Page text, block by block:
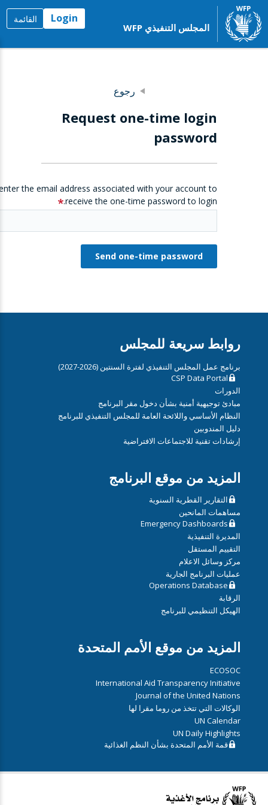
المجلس التنفيذي WFP
Login القائمة
رجوع
Request one-time login
password
the email address associated with your account to
receive the one-time password to login.
روابط سريعة للمجلس
برنامج عمل المجلس التنفيذي لفترة السنتين (2026-2027)
CSP Data Portal
الدورات
مبادئ توجيهية أمنية بشأن دخول مقر البرنامج
النظام الأساسي واللائحة العامة للمجلس التنفيذي للبرنامج
دليل المندوبين
إرشادات تقنية للاجتماعات الافتراضية
المزيد من موقع البرنامج
التقارير القطرية السنوية
مساهمات المانحين
Emergency Dashboards
المديرة التنفيذية
التقييم المستقل
مركز وسائل الاعلام
عمليات البرنامج الجارية
Operations Database
الرقابة
الهيكل التنظيمي للبرنامج
المزيد من موقع الأمم المتحدة
ECOSOC
International Aid Transparency Initiative
Journal of the United Nations
الوكالات التي تتخذ من روما مقرا لها
UN Calendar
UN Daily Highlights
قمة الأمم المتحدة بشأن النظم الغذائية